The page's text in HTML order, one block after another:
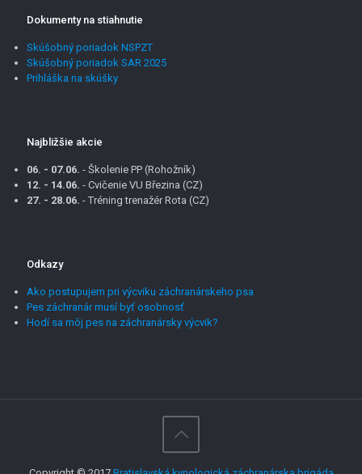
Dokumenty na stiahnutie
Skúšobný poriadok NSPZT
Skúšobný poriadok SAR 2025
Prihláška na skúšky
Najbližšie akcie
06. - 07.06. - Školenie PP (Rohožník)
12. - 14.06. - Cvičenie VU Březina (CZ)
27. - 28.06. - Tréning trenažér Rota (CZ)
Odkazy
Ako postupujem pri výcviku záchranárskeho psa
Pes záchranár musí byť osobnosť
Hodí sa môj pes na záchranársky výcvik?